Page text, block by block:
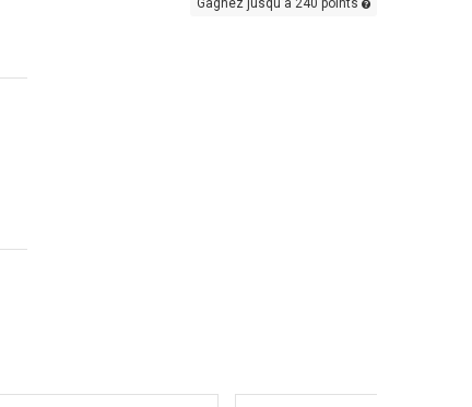
Gagnez jusqu'à 240 points